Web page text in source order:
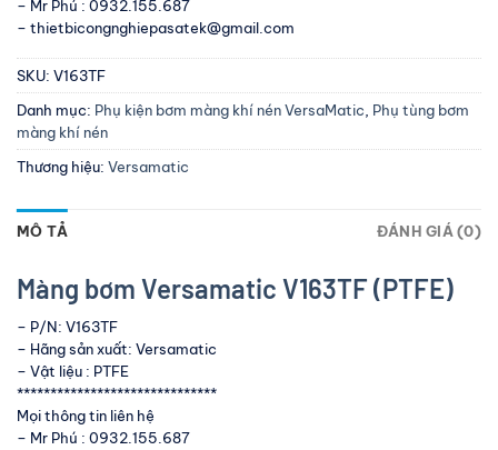
– Mr Phú : 0932.155.687
– thietbicongnghiepasatek@gmail.com
SKU: V163TF
Danh mục: Phụ kiện bơm màng khí nén VersaMatic Phụ tùng bơm
màng khí nén
Thương hiệu: Versamatic
MÔ TẢ ĐÁNH GIÁ (0)
Màng bơm Versamatic V163TF (PTFE)
– P/N: V163TF
– Hãng sản xuất: Versamatic
– Vật liệu : PTFE
******************************
Mọi thông tin liên hệ
– Mr Phú : 0932.155.687